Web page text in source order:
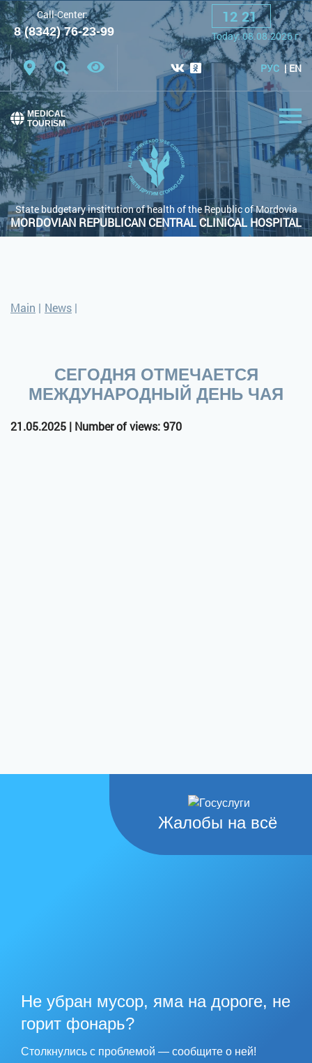
Font: A A A
Color scheme: White scheme Black scheme
Regular site
Call-Center:
8 (8342) 76-23-99
12:21
Today:08.08.2026г.
РУС EN
State budgetary institution of health of the Republic of Mordovia
MORDOVIAN REPUBLICAN CENTRAL CLINICAL HOSPITAL
MEDICAL
TOURISM
Main | News |
СЕГОДНЯ ОТМЕЧАЕТСЯ
МЕЖДУНАРОДНЫЙ ДЕНЬ ЧАЯ
21.05.2025 | Number of views: 970
Жалобы на всё
Не убран мусор, яма на дороге, не
горит фонарь?
Столкнулись с проблемой — сообщите о ней!